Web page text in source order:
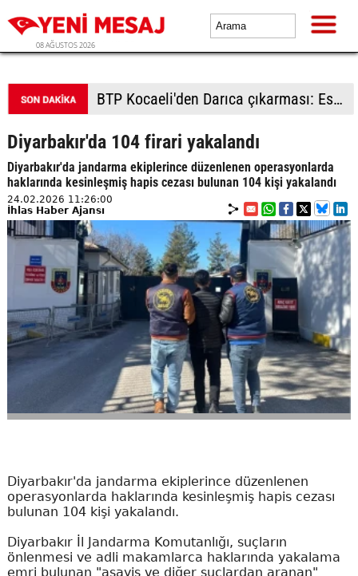
08 AĞUSTOS 2026
BTP Kocaeli'den Darıca çıkarması: Esnaf ve derneklerden yoğun ilgi
Diyarbakır'da 104 firari yakalandı
Diyarbakır'da jandarma ekiplerince düzenlenen operasyonlarda
haklarında kesinleşmiş hapis cezası bulunan 104 kişi yakalandı
24.02.2026 11:26:00
İhlas Haber Ajansı
Diyarbakır'da jandarma ekiplerince düzenlenen
operasyonlarda haklarında kesinleşmiş hapis cezası
bulunan 104 kişi yakalandı.
Diyarbakır İl Jandarma Komutanlığı, suçların
önlenmesi ve adli makamlarca haklarında yakalama
emri bulunan "asayiş ve diğer suçlardan aranan"